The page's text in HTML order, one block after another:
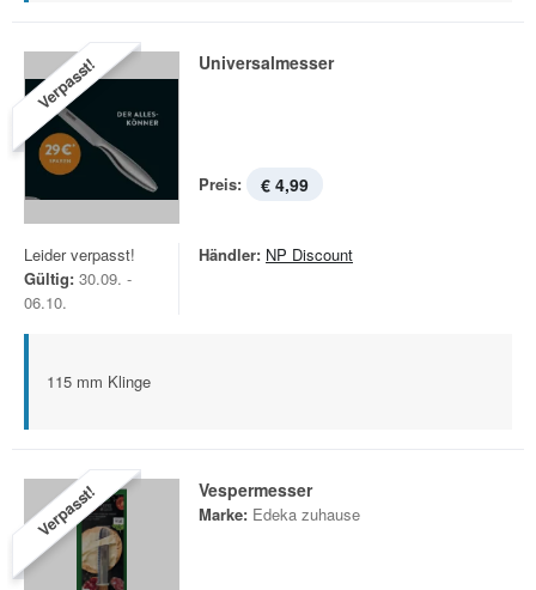
Verpasst! Universalmesser
Preis: € 4,99
Leider verpasst!
Gültig: 30.09. -
06.10.
Händler: NP Discount
115 mm Klinge
Verpasst! Vespermesser
Marke: Edeka zuhause